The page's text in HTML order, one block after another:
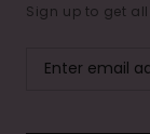
Sign up to get